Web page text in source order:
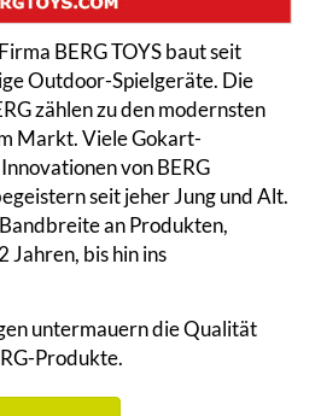
BERG TOYS baut seit
Outdoor-Spielgeräte. Die
zählen zu den modernsten
Markt. Viele Gokart-
von BERG
seit jeher Jung und Alt.
an Produkten,
Jahren, bis hin ins
untermauern die Qualität
Produkte.